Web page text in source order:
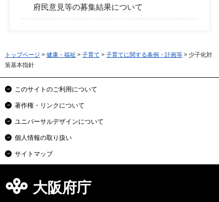
府民意見等の募集結果について
トップページ > 健康・福祉 > 子育て > 子育てに関する条例・計画等 > 少子化対
策基本指針
このサイトのご利用について
著作権・リンクについて
ユニバーサルデザインについて
個人情報の取り扱い
サイトマップ
大阪府庁